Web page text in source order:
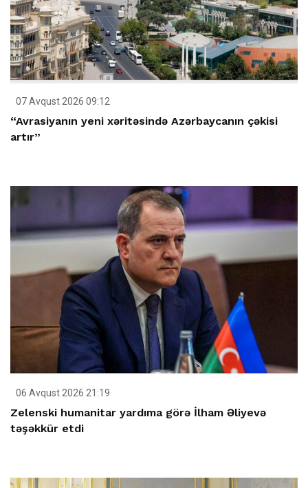
07 Avqust 2026 09:12
“Avrasiyanın yeni xəritəsində Azərbaycanın çəkisi
artır”
06 Avqust 2026 21:19
Zelenski humanitar yardıma görə İlham Əliyevə
təşəkkür etdi